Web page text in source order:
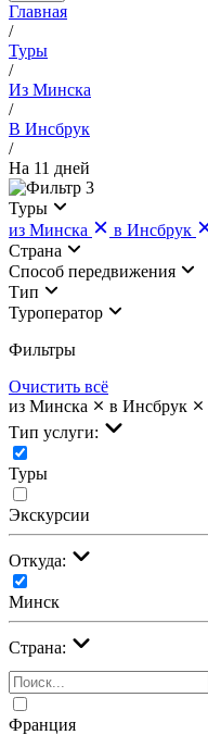
Главная
/
Туры
/
Из Минска
/
В Инсбрук
/
На 11 дней
3
Туры
из Минска
в Инсбрук
Страна
Cпособ передвижения
Тип
Туроператор
Фильтры
Очистить всё
из Минска
в Инсбрук
Тип услуги:
Туры
Экскурсии
Откуда:
Минск
Страна:
Франция